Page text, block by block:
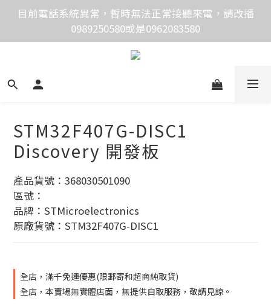
價格均含稅，下單享優惠！歡迎大量採購，由專人提供
專案報價。
目前電話系統異常，暫時無法正常接聽來電，請改播
0989250580或是0962083580
價格均含稅，下單享優惠！歡迎大量採購，由專人提供
STM32F407G-DISC1
Discovery 開發板
產品貨號：368030501090
區號：
品牌：STMicroelectronics
原廠貨號：STM32F407G-DISC1
全店，滿千免運優惠(限郵寄和超商純取貨)
全店，本賣場無實體店面，無提供自取服務，敬請見諒。